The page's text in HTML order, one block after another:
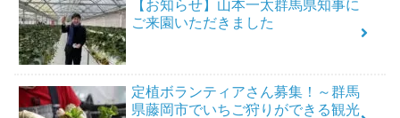
【お知らせ】山本一太群馬県知事に
ご来園いただきました
定植ボランティアさん募集！～群馬
県藤岡市でいちご狩りができる観光